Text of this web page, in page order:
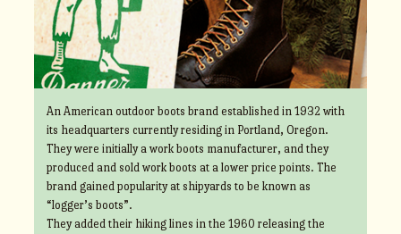
An American outdoor boots brand established in 1932 with
its headquarters currently residing in Portland, Oregon.
They were initially a work boots manufacturer, and they
produced and sold work boots at a lower price points. The
brand gained popularity at shipyards to be known as
“logger’s boots”.
They added their hiking lines in the 1960 releasing the